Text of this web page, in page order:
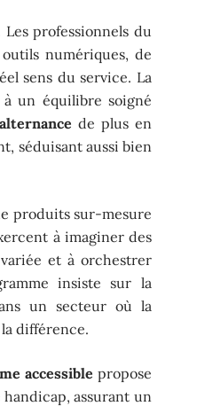
professionnels du
numériques, de
sens du service. La
à un équilibre soigné
alternance de plus en
séduisant aussi bien
produits sur-mesure
à imaginer des
et à orchestrer
insiste sur la
un secteur où la
différence.
accessible propose
assurant un